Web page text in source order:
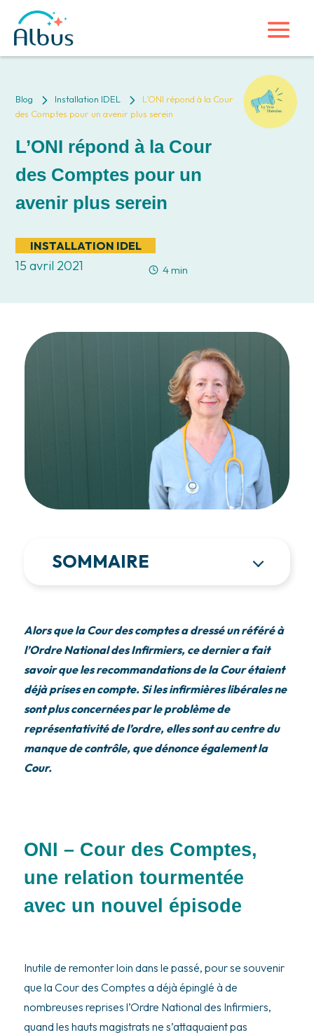
Blog 5 Installation IDEL 5
L’ONI répond à la Cour
des Comptes pour un avenir plus serein
L’ONI répond à la Cour
des Comptes pour un
avenir plus serein
INSTALLATION IDEL
15 avril 2021 4 min
SOMMAIRE
Alors que la Cour des comptes a dressé un référé à
l’Ordre National des Infirmiers, ce dernier a fait
savoir que les recommandations de la Cour étaient
déjà prises en compte. Si les infirmières libérales ne
sont plus concernées par le problème de
représentativité de l’ordre, elles sont au centre du
manque de contrôle, que dénonce également la
Cour.
ONI – Cour des Comptes,
une relation tourmentée
avec un nouvel épisode
Inutile de remonter loin dans le passé, pour se souvenir
que la Cour des Comptes a déjà épinglé à de
nombreuses reprises l’Ordre National des Infirmiers,
quand les hauts magistrats ne s’attaquaient pas